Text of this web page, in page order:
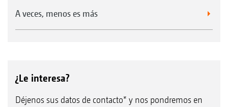
A veces, menos es más
¿Le interesa?
Déjenos sus datos de contacto* y nos pondremos en